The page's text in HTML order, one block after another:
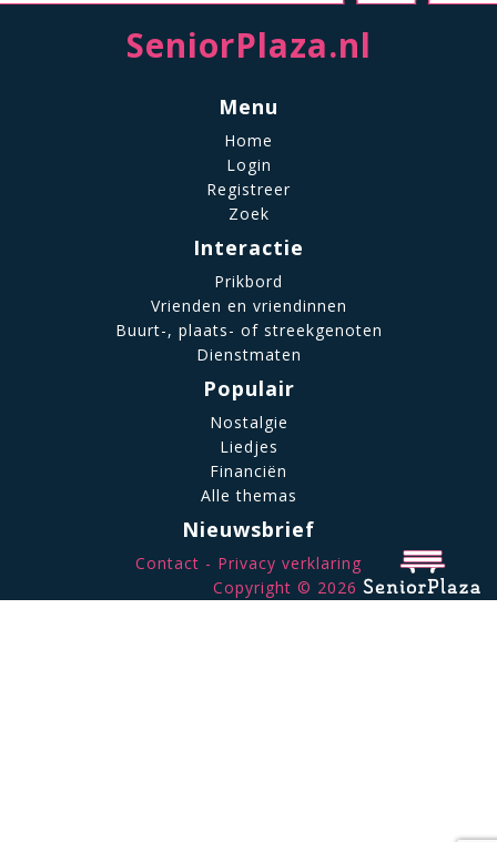
SeniorPlaza.nl
Menu
Home
Login
Registreer
Zoek
Interactie
Prikbord
Vrienden en vriendinnen
Buurt-, plaats- of streekgenoten
Dienstmaten
Populair
Nostalgie
Liedjes
Financiën
Alle themas
Nieuwsbrief
Contact
Privacy verklaring
Copyright © 2026